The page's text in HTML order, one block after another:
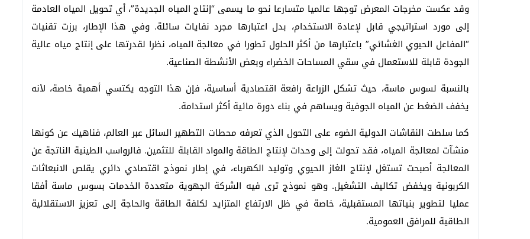
وقد عكست مخرجات المعرض توجها عالميا متسارعا نحو ما يسمى “إنتاج المياه الجديدة”، أي تحويل المياه العادمة
إلى مورد استراتيجي قابل لإعادة الاستخدام، بدل اعتبارها مجرد نفايات سائلة. وفي هذا الإطار، برزت تقنيات
“المفاعل الحيوي الغشائي” باعتبارها من أكثر الحلول تطورا في معالجة المياه، نظرا لقدرتها على إنتاج مياه عالية
الجودة قابلة للاستعمال في سقي المساحات الخضراء وبعض الأنشطة الصناعية.
بالنسبة لسوس ماسة، حيث تشكل الزراعة رافعة اقتصادية أساسية، فإن هذا التوجه يكتسي أهمية خاصة، لأنه
يخفف الضغط عن المياه الجوفية ويساهم في بناء دورة مائية أكثر استدامة.
كما سلطت النقاشات الدولية الضوء على التحول الذي تعرفه محطات التطهير السائل عبر العالم، فناهيك عن كونها
منشآت لمعالجة المياه، فقد تحولت إلى وحدات لإنتاج الطاقة والمواد القابلة للتثمين. فالرواسب الطينية الناتجة عن
المعالجة أصبحت تستغل لإنتاج الغاز الحيوي وتوليد الكهرباء، في إطار نموذج اقتصادي دائري يقلص الانبعاثات
الكربونية ويخفض تكاليف التشغيل. وهو نموذج ترى فيه الشركة الجهوية متعددة الخدمات بسوس ماسة أفقا
عمليا لتطوير بنياتها المستقبلية، خاصة في ظل الارتفاع المتزايد لكلفة الطاقة والحاجة إلى تعزيز الاستقلالية
الطاقية للمرافق العمومية.